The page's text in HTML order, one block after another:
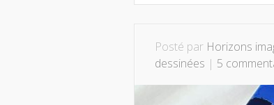
Posté par Horizons
dessinées | 5